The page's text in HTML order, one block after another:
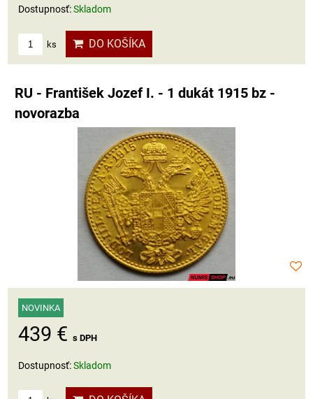
Dostupnosť:Skladom
ks DO KOŠÍKA
RU - František Jozef I. - 1 dukát 1915 bz -
novorazba
NOVINKA
439 € s DPH
Dostupnosť:Skladom